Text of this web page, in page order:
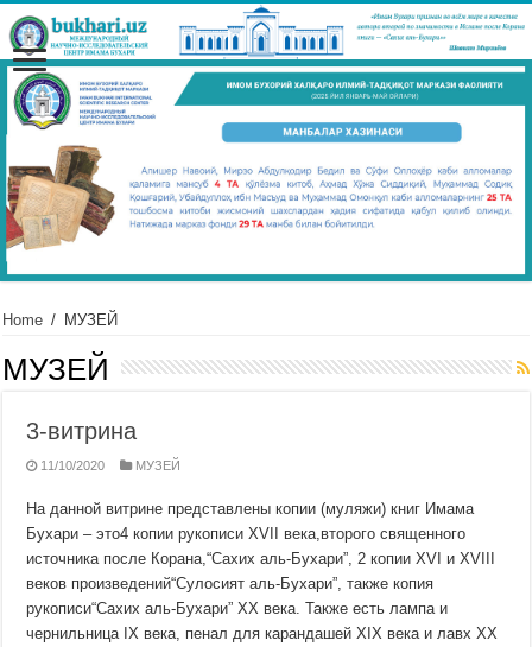
Home / МУЗЕЙ
МУЗЕЙ
3-витрина
11/10/2020 МУЗЕЙ
На данной витрине представлены копии (муляжи) книг Имама
Бухари – это4 копии рукописи XVII века,второго священного
источника после Корана,“Сахих аль-Бухари”, 2 копии XVI и XVIII
веков произведений“Сулосият аль-Бухари”, также копия
рукописи“Сахих аль-Бухари” XX века. Также есть лампа и
чернильница IX века, пенал для карандашей XIX века и лавх XX